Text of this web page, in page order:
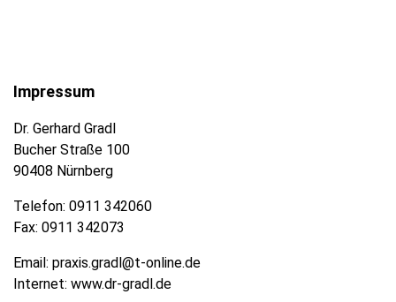
Impressum
Dr. Gerhard Gradl
Bucher Straße 100
90408 Nürnberg
Telefon: 0911 342060
Fax: 0911 342073
Email: praxis.gradl@t-online.de
Internet: www.dr-gradl.de